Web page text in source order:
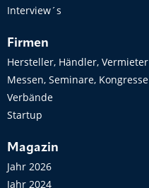
Interview´s
Firmen
Hersteller, Händler, Vermieter
Messen, Seminare, Kongresse
Verbände
Startup
Magazin
Jahr 2026
Jahr 2024